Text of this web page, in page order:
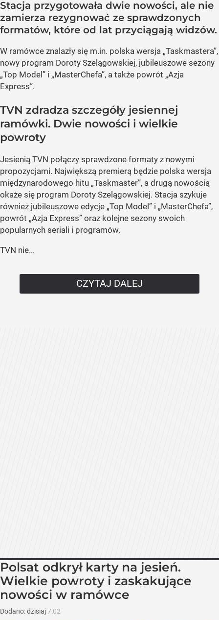
Stacja przygotowała dwie nowości, ale nie
zamierza rezygnować ze sprawdzonych
formatów, które od lat przyciągają widzów.
W ramówce znalazły się m.in. polska wersja „Taskmastera”,
nowy program Doroty Szelągowskiej, jubileuszowe sezony
„Top Model” i „MasterChefa”, a także powrót „Azja
Express”.
TVN zdradza szczegóły jesiennej
ramówki. Dwie nowości i wielkie
powroty
Jesienią TVN połączy sprawdzone formaty z nowymi
propozycjami. Największą premierą będzie polska wersja
międzynarodowego hitu „Taskmaster”, a drugą nowością
okaże się program Doroty Szelągowskiej. Stacja szykuje
również jubileuszowe edycje „Top Model” i „MasterChefa”,
powrót „Azja Express” oraz kolejne sezony swoich
popularnych seriali i programów.
TVN nie...
CZYTAJ DALEJ
Polsat odkrył karty na jesień.
Wielkie powroty i zaskakujące
nowości w ramówce
Dodano:dzisiaj7:02